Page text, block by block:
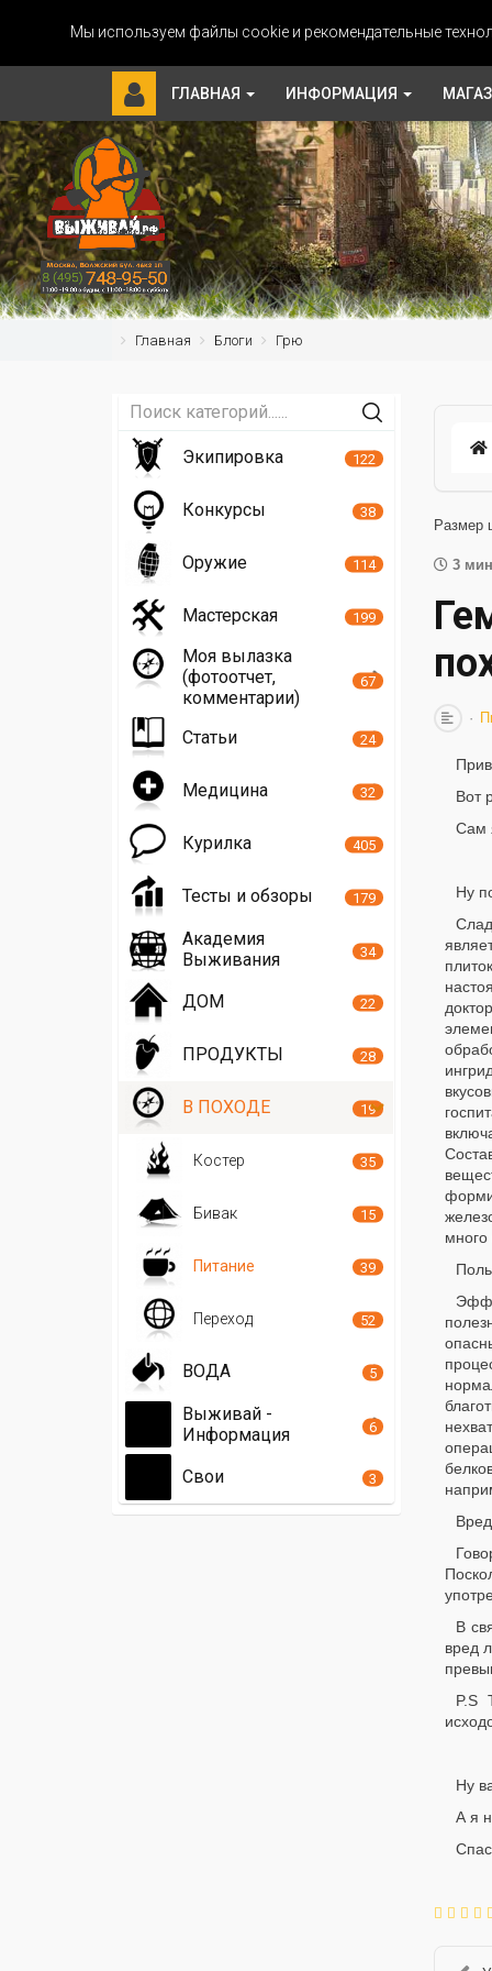
Мы используем файлы cookie и рекомендательные
ГЛАВНАЯ ИНФОРМАЦИЯ
Главная Блоги Грю
Размер
3
Вот
Сам
Ну
В
вред
P.S
Ну
А я
Экипировка 122
Конкурсы 38
Оружие 114
Мастерская 199
Моя вылазка
(фотоотчет,
комментарии)
67
Статьи 24
Медицина 32
Курилка 405
Тесты и обзоры 179
Академия
Выживания
34
ДОМ 22
ПРОДУКТЫ 28
В ПОХОДЕ 19
Костер 35
Бивак 15
Питание 39
Переход 52
ВОДА 5
Выживай -
Информация
6
Свои 3